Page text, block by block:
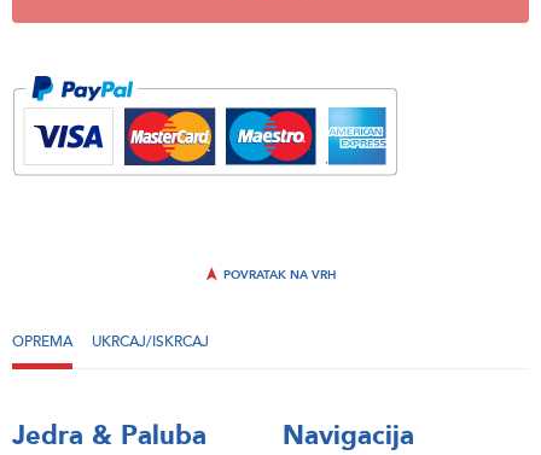
POVRATAK NA VRH
OPREMA UKRCAJ/ISKRCAJ
Jedra & Paluba Navigacija